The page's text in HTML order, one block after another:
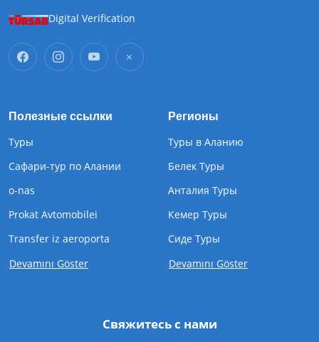
Digital Verification
Полезные ссылки
Туры
Сафари-тур по Алании
o-nas
Prokat Avtomobilei
Transfer iz aeroporta
Devamını Göster
Регионы
Туры в Аланию
Белек Туры
Анталия Туры
Кемер Туры
Cиде Туры
Devamını Göster
Свяжитесь с нами